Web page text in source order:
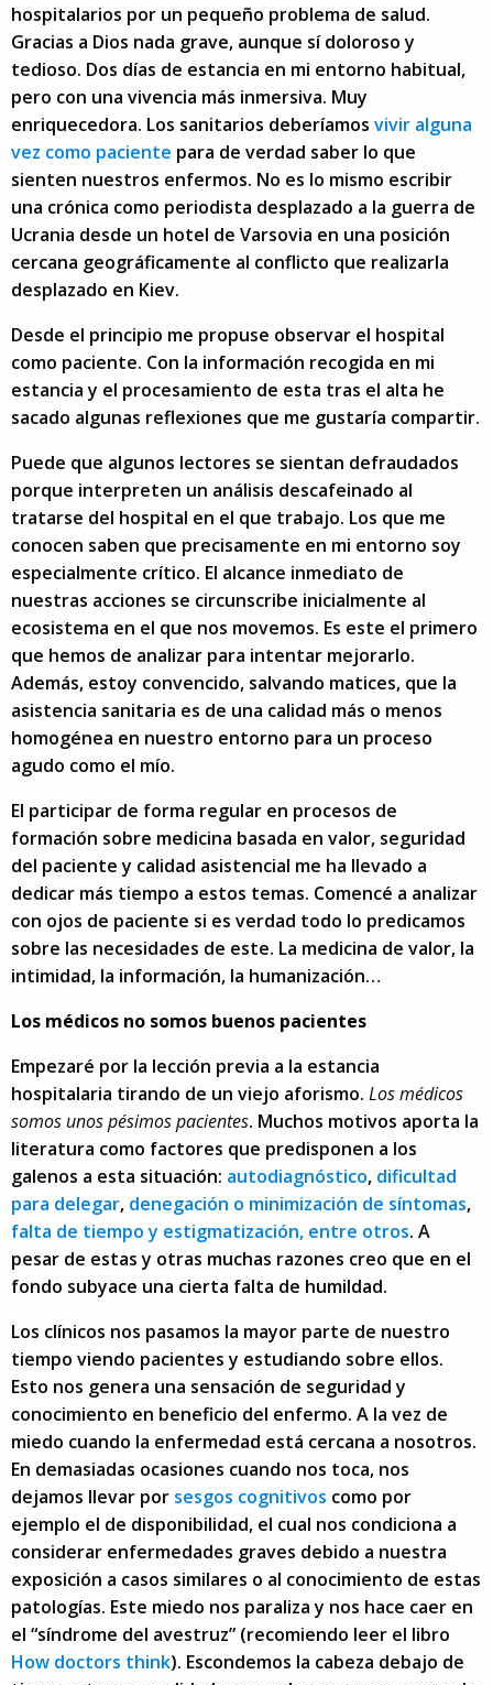
hospitalarios por un pequeño problema de salud.
Gracias a Dios nada grave, aunque sí doloroso y
tedioso. Dos días de estancia en mi entorno habitual,
pero con una vivencia más inmersiva. Muy
enriquecedora. Los sanitarios deberíamos vivir alguna
vez como paciente para de verdad saber lo que
sienten nuestros enfermos. No es lo mismo escribir
una crónica como periodista desplazado a la guerra de
Ucrania desde un hotel de Varsovia en una posición
cercana geográficamente al conflicto que realizarla
desplazado en Kiev.
Desde el principio me propuse observar el hospital
como paciente. Con la información recogida en mi
estancia y el procesamiento de esta tras el alta he
sacado algunas reflexiones que me gustaría compartir.
Puede que algunos lectores se sientan defraudados
porque interpreten un análisis descafeinado al
tratarse del hospital en el que trabajo. Los que me
conocen saben que precisamente en mi entorno soy
especialmente crítico. El alcance inmediato de
nuestras acciones se circunscribe inicialmente al
ecosistema en el que nos movemos. Es este el primero
que hemos de analizar para intentar mejorarlo.
Además, estoy convencido, salvando matices, que la
asistencia sanitaria es de una calidad más o menos
homogénea en nuestro entorno para un proceso
agudo como el mío.
El participar de forma regular en procesos de
formación sobre medicina basada en valor, seguridad
del paciente y calidad asistencial me ha llevado a
dedicar más tiempo a estos temas. Comencé a analizar
con ojos de paciente si es verdad todo lo predicamos
sobre las necesidades de este. La medicina de valor, la
intimidad, la información, la humanización…
Los médicos no somos buenos pacientes
Empezaré por la lección previa a la estancia
hospitalaria tirando de un viejo aforismo. Los médicos
somos unos pésimos pacientes. Muchos motivos aporta la
literatura como factores que predisponen a los
galenos a esta situación: autodiagnóstico, dificultad
para delegar, denegación o minimización de síntomas,
falta de tiempo y estigmatización, entre otros. A
pesar de estas y otras muchas razones creo que en el
fondo subyace una cierta falta de humildad.
Los clínicos nos pasamos la mayor parte de nuestro
tiempo viendo pacientes y estudiando sobre ellos.
Esto nos genera una sensación de seguridad y
conocimiento en beneficio del enfermo. A la vez de
miedo cuando la enfermedad está cercana a nosotros.
En demasiadas ocasiones cuando nos toca, nos
dejamos llevar por sesgos cognitivos como por
ejemplo el de disponibilidad, el cual nos condiciona a
considerar enfermedades graves debido a nuestra
exposición a casos similares o al conocimiento de estas
patologías. Este miedo nos paraliza y nos hace caer en
el “síndrome del avestruz” (recomiendo leer el libro
How doctors think). Escondemos la cabeza debajo de